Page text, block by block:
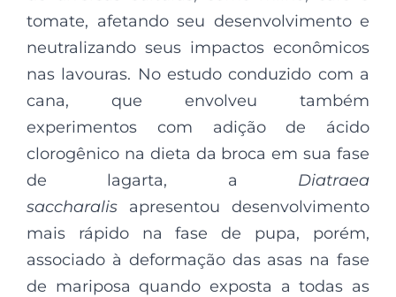
tomate, afetando seu desenvolvimento e
neutralizando seus impactos econômicos
nas lavouras. No estudo conduzido com a
cana, que envolveu também
experimentos com adição de ácido
clorogênico na dieta da broca em sua fase
de lagarta, a Diatraea
saccharalis apresentou desenvolvimento
mais rápido na fase de pupa, porém,
associado à deformação das asas na fase
de mariposa quando exposta a todas as